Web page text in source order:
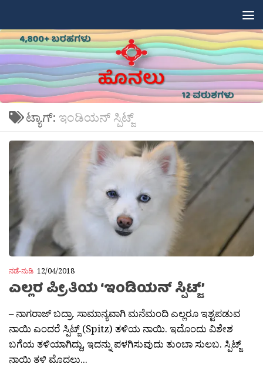
ಟ್ಯಾಗ್: ಇಂಡಿಯನ್ ಸ್ಪಿಟ್ಜ್
ನಡೆ-ನುಡಿ 12/04/2018
ಎಲ್ಲರ ಪ್ರೀತಿಯ ‘ಇಂಡಿಯನ್ ಸ್ಪಿಟ್ಜ್’
– ನಾಗರಾಜ್ ಬದ್ರಾ. ಸಾಮಾನ್ಯವಾಗಿ ಮನೆಮಂದಿ ಎಲ್ಲರೂ ಇಶ್ಟಪಡುವ
ನಾಯಿ ಎಂದರೆ ಸ್ಪಿಟ್ಜ್ (Spitz) ತಳಿಯ ನಾಯಿ. ಇದೊಂದು ವಿಶೇಶ
ಬಗೆಯ ತಳಿಯಾಗಿದ್ದು, ಇದನ್ನು ಪಳಗಿಸುವುದು ತುಂಬಾ ಸುಲಬ. ಸ್ಪಿಟ್ಜ್
ನಾಯಿ ತಳಿ ಮೊದಲು...